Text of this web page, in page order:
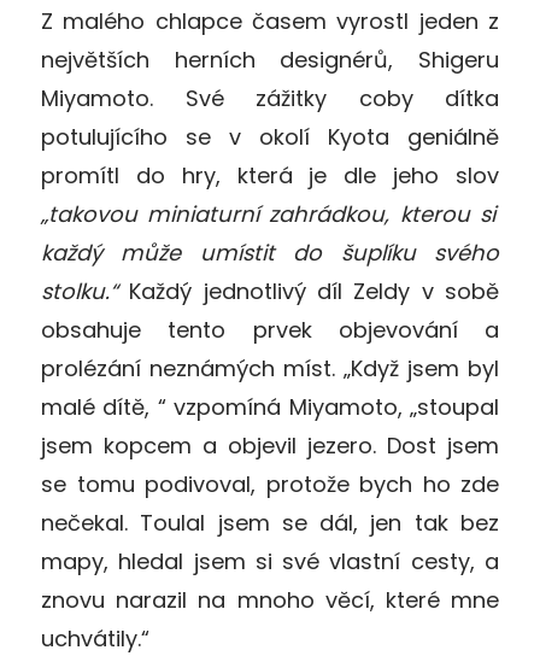
Z malého chlapce časem vyrostl jeden z
největších herních designérů, Shigeru
Miyamoto. Své zážitky coby dítka
potulujícího se v okolí Kyota geniálně
promítl do hry, která je dle jeho slov
„takovou miniaturní zahrádkou, kterou si
každý může umístit do šuplíku svého
stolku.“Každý jednotlivý díl Zeldy v sobě
obsahuje tento prvek objevování a
prolézání neznámých míst. „Když jsem byl
malé dítě, “ vzpomíná Miyamoto, „stoupal
jsem kopcem a objevil jezero. Dost jsem
se tomu podivoval, protože bych ho zde
nečekal. Toulal jsem se dál, jen tak bez
mapy, hledal jsem si své vlastní cesty, a
znovu narazil na mnoho věcí, které mne
uchvátily.“